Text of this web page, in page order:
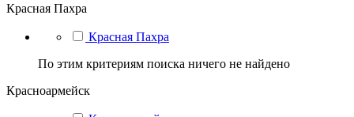
Красная Пахра
Красная Пахра
По этим критериям поиска ничего не найдено
Красноармейск